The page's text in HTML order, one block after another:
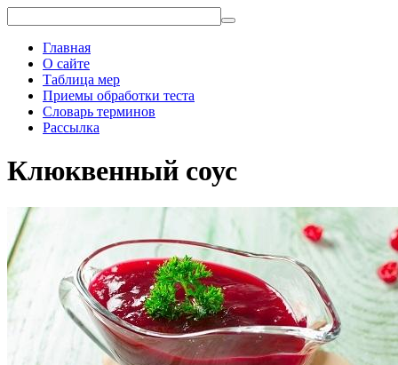
Главная
О сайте
Таблица мер
Приемы обработки теста
Словарь терминов
Рассылка
Клюквенный соус